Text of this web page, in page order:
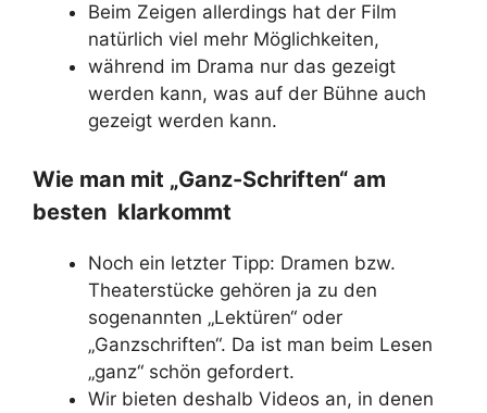
Beim Zeigen allerdings hat der Film
natürlich viel mehr Möglichkeiten,
während im Drama nur das gezeigt
werden kann, was auf der Bühne auch
gezeigt werden kann.
Wie man mit „Ganz-Schriften“ am
besten klarkommt
Noch ein letzter Tipp: Dramen bzw.
Theaterstücke gehören ja zu den
sogenannten „Lektüren“ oder
„Ganzschriften“. Da ist man beim Lesen
„ganz“ schön gefordert.
Wir bieten deshalb Videos an, in denen